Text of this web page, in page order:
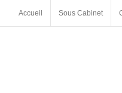
Accueil Sous Cabinet